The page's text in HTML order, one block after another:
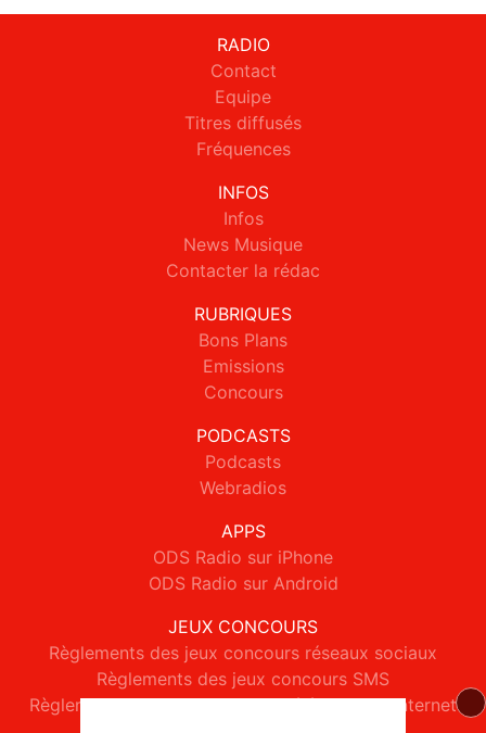
RADIO
Contact
Equipe
Titres diffusés
Fréquences
INFOS
Infos
News Musique
Contacter la rédac
RUBRIQUES
Bons Plans
Emissions
Concours
PODCASTS
Podcasts
Webradios
APPS
ODS Radio sur iPhone
ODS Radio sur Android
JEUX CONCOURS
Règlements des jeux concours réseaux sociaux
Règlements des jeux concours SMS
Règlements des jeux concours téléphone et internet